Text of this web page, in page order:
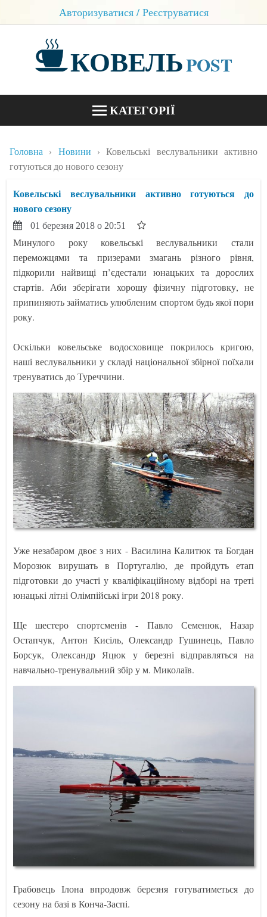
Авторизуватися / Реєструватися
КОВЕЛЬPOST
КАТЕГОРІЇ
БЛОГИ
Головна Новини
Ковельські веслувальники активно
готуються до нового сезону
Ковельські веслувальники активно готуються до
нового сезону
01 березня 2018 о 20:51
Минулого року ковельські веслувальники стали
переможцями та призерами змагань різного рівня,
підкорили найвищі п’єдестали юнацьких та дорослих
стартів. Аби зберігати хорошу фізичну підготовку, не
припиняють займатись улюбленим спортом будь якої пори
року.
Оскільки ковельське водосховище покрилось кригою,
наші веслувальники у складі національної збірної поїхали
тренуватись до Туреччини.
Уже незабаром двоє з них - Василина Калитюк та Богдан
Морозюк вирушать в Португалію, де пройдуть етап
підготовки до участі у кваліфікаційному відборі на треті
юнацькі літні Олімпійські ігри 2018 року.
Ще шестеро спортсменів - Павло Семенюк, Назар
Остапчук, Антон Кисіль, Олександр Гушинець, Павло
Борсук, Олександр Яцюк у березні відправляться на
навчально-тренувальний збір у м. Миколаїв.
Грабовець Ілона впродовж березня готуватиметься до
сезону на базі в Конча-Заспі.